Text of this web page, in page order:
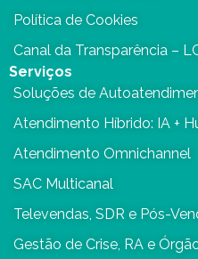
Política de Cookies
Canal da Transparência –
Serviços
Soluções de
Atendimento Híbrido: IA +
Atendimento Omnichannel
SAC Multicanal
Televendas, SDR e Pós-
Gestão de Crise, RA e